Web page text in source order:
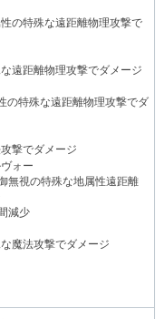
の特殊な遠距離物理攻撃で
遠距離物理攻撃でダメージ
の特殊な遠距離物理攻撃でダ
撃でダメージ
ォー
無視の特殊な地属性遠距離
減少
魔法攻撃でダメージ